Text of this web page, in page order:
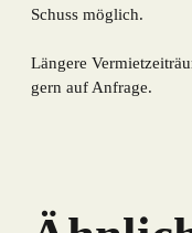
Schuss möglich.
Längere
gern auf Anfrage.